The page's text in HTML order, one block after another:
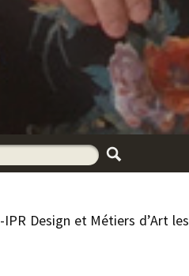
Design et Métiers d’Art les